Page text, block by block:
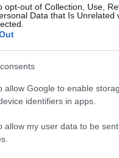
opt-out of Collection, Use,
Data that Is Unrelated
allow Google to enable
identifiers in apps.
allow my user data to be